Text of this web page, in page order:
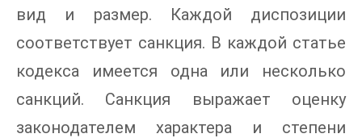
вид и размер. Каждой диспозиции
соответствует санкция. В каждой статье
кодекса имеется одна или несколько
санкций. Санкция выражает оценку
законодателем характера и степени